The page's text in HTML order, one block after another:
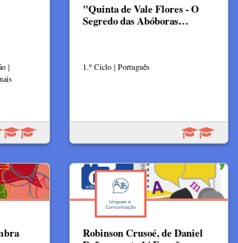
|
"Quinta de Vale Flores - O
Segredo das Abóboras…
1.º Ciclo | Português
Robinson Crusoé, de Daniel